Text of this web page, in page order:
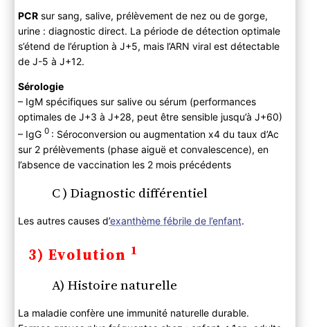
PCRsur sang, salive, prélèvement de nez ou de gorge,
urine : diagnostic direct. La période de détection optimale
s’étend de l’éruption à J+5, mais l’ARN viral est détectable
de J-5 à J+12.
Sérologie
– IgM spécifiques sur salive ou sérum (performances
optimales de J+3 à J+28, peut être sensible jusqu’à J+60)
– IgG 0 : Séroconversion ou augmentation x4 du taux d’Ac
sur 2 prélèvements (phase aiguë et convalescence), en
l’absence de vaccination les 2 mois précédents
C ) Diagnostic différentiel
Les autres causes d’exanthème fébrile de l’enfant.
3) Evolution 1
A) Histoire naturelle
La maladie confère une immunité naturelle durable.